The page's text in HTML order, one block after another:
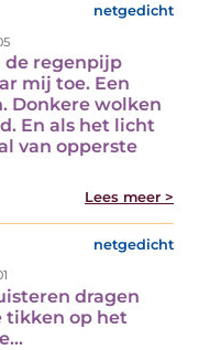
netgedicht
de regenpijp
mij toe. Een
Donkere wolken
En als het licht
van opperste
Lees meer >
netgedicht
dragen
tikken op het